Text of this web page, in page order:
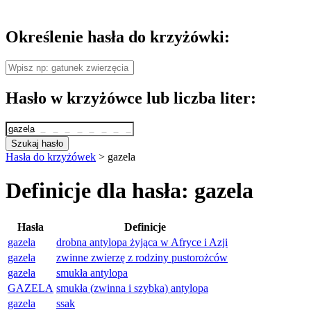
Określenie hasła do krzyżówki:
Hasło w krzyżówce lub liczba liter:
Szukaj hasło
Hasła do krzyżówek > gazela
Definicje dla hasła: gazela
Hasła
Definicje
gazela
drobna antylopa żyjąca w Afryce i Azji
gazela
zwinne zwierzę z rodziny pustorożców
gazela
smukła antylopa
GAZELA smukła (zwinna i szybka) antylopa
gazela
ssak